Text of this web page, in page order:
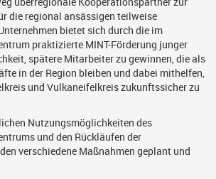
die regional ansässigen teilweise
bietet sich durch die im
praktizierte MINT-Förderung junger
spätere Mitarbeiter zu gewinnen, die als
in der Region bleiben und dabei mithelfen,
und Vulkaneifelkreis zukunftssicher zu
Nutzungsmöglichkeiten des
und den Rückläufen der
verschiedene Maßnahmen geplant und